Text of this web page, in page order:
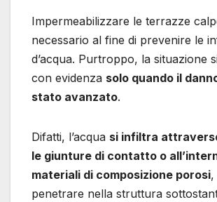
Impermeabilizzare le terrazze
necessario al fine di prevenire le
d’acqua. Purtroppo, la situazione
con evidenza solo quando il
stato avanzato.
Difatti, l’acqua si infiltra
le giunture di contatto o
materiali di composizione porosi,
penetrare nella struttura